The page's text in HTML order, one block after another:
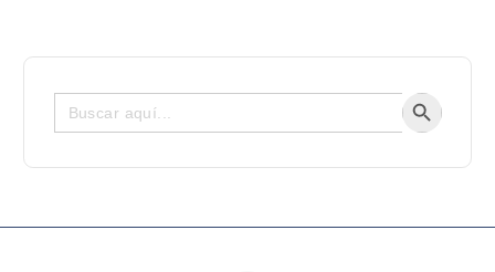
Buscar: Botón de